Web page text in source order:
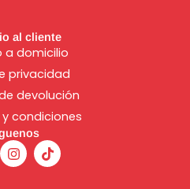
al cliente
a domicilio
privacidad
devolución
condiciones
I
n
s
T
i
k